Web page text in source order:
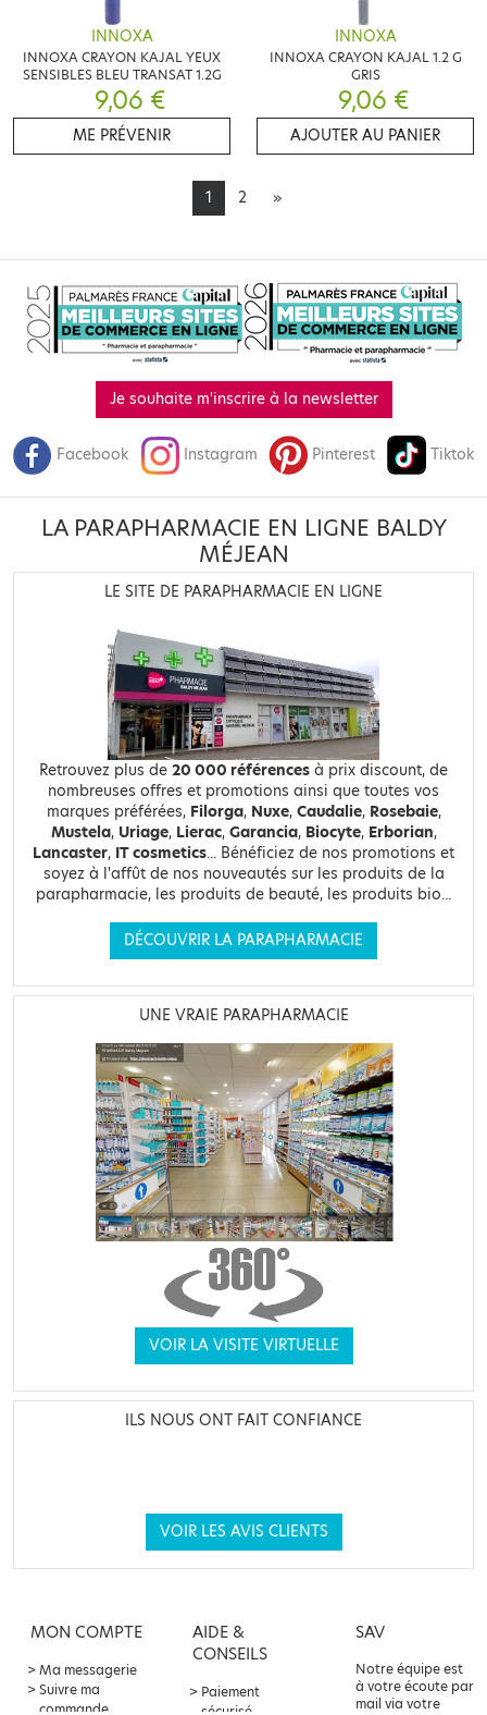
INNOXA
INNOXA CRAYON KAJAL YEUX
SENSIBLES BLEU TRANSAT 1.2G
9,06 €
ME PRÉVENIR
INNOXA
INNOXA CRAYON KAJAL 1.2 G
GRIS
9,06 €
AJOUTER AU PANIER
1 2 »
Je souhaite m'inscrire à la newsletter
Facebook Instagram Pinterest Tiktok
LA PARAPHARMACIE EN LIGNE BALDY
MÉJEAN
LE SITE DE PARAPHARMACIE EN LIGNE
Retrouvez plus de 20 000 références à prix discount, de
nombreuses offres et promotions ainsi que toutes vos
marques préférées, Filorga, Nuxe, Caudalie, Rosebaie,
Mustela, Uriage, Lierac, Garancia, Biocyte, Erborian,
Lancaster, IT cosmetics... Bénéficiez de nos promotions et
soyez à l'affût de nos nouveautés sur les produits de la
parapharmacie, les produits de beauté, les produits bio...
DÉCOUVRIR LA PARAPHARMACIE
UNE VRAIE PARAPHARMACIE
VOIR LA VISITE VIRTUELLE
ILS NOUS ONT FAIT CONFIANCE
VOIR LES AVIS CLIENTS
MON COMPTE
Ma messagerie
Suivre ma
commande
AIDE &
CONSEILS
Paiement
SAV
Notre équipe est
à votre écoute par
mail via votre